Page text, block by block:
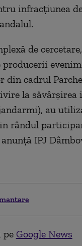
infracţiunea
de
din cadrul
la săvârşirea
au
rândul
IPJ
pe Google News